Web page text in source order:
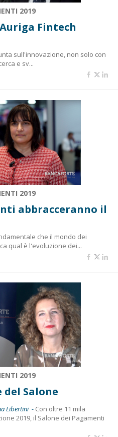
2019
Fintech
sull'innovazione, non solo con
e sv...
2019
abbracceranno il
che il mondo dei
qual è l'evoluzione dei...
2019
del Salone
Libertini - Con oltre 11 mila
2019, il Salone dei Pagamenti